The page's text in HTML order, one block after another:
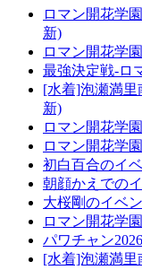
ロマン開花学
新)
ロマン開花学
最強決定戦-ロ
[水着]泡瀬満里
新)
ロマン開花学
ロマン開花学
初白百合のイ
朝顔かえでの
大桜剛のイベ
ロマン開花学
パワチャン
[水着]泡瀬満里